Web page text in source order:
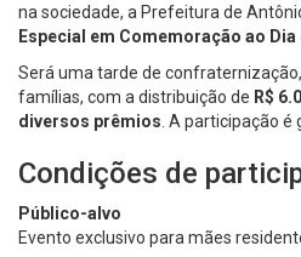
na sociedade, a Prefeitura de
Especial em Comemoração ao Dia
Será uma tarde de
famílias, com a distribuição de R$
diversos prêmios . A participação é
Condições de
Público-alvo
Evento exclusivo para mães